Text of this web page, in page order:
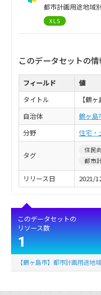
都市計画用途地域
XLS
このデータセットの
フィールド
値
タイトル
【鶴
自治体
鶴ヶ島
分野
住宅・
タグ
住民
都市
リリース日 2021/
このデータセットの
リソース数
1
【鶴ヶ島市】都市計画用途地